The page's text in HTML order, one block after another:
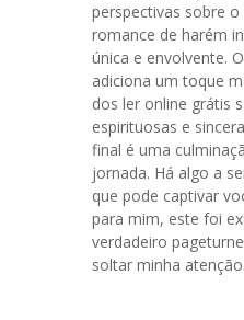
perspectivas sobre o
romance de harém
única e envolvente.
adiciona um toque
dos ler online grátis
espirituosas e
final é uma
jornada. Há algo a
que pode captivar
para mim, este foi
verdadeiro
soltar minha atenção.